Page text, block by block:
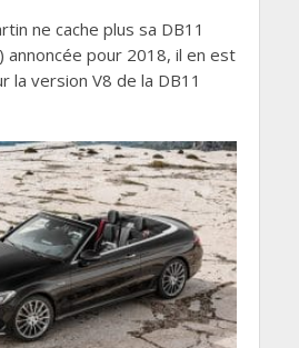
ne cache plus sa DB11
annoncée pour 2018, il en est
la version V8 de la DB11